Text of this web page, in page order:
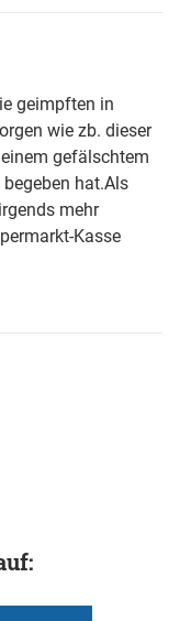
geimpften in
wie zb. dieser
gefälschtem
hat.Als
mehr
Kasse